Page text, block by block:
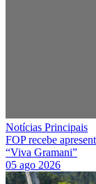
Notícias Principais
FOP recebe
“Viva Gramani”
05 ago 2026